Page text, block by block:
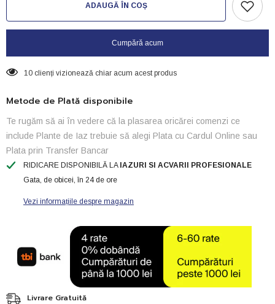
ADAUGĂ ÎN COȘ
Cumpără acum
10 clienți vizionează chiar acum acest produs
Metode de Plată disponibile
Te rugăm să ai în vedere că la plasarea oricărei comenzi ce
include Plante de Iaz trebuie să alegi Plata cu Cardul Online sau
Plata prin Transfer Bancar
RIDICARE DISPONIBILĂ LA IAZURI SI ACVARII PROFESIONALE
Gata, de obicei, în 24 de ore
Vezi informațiile despre magazin
Livrare Gratuită